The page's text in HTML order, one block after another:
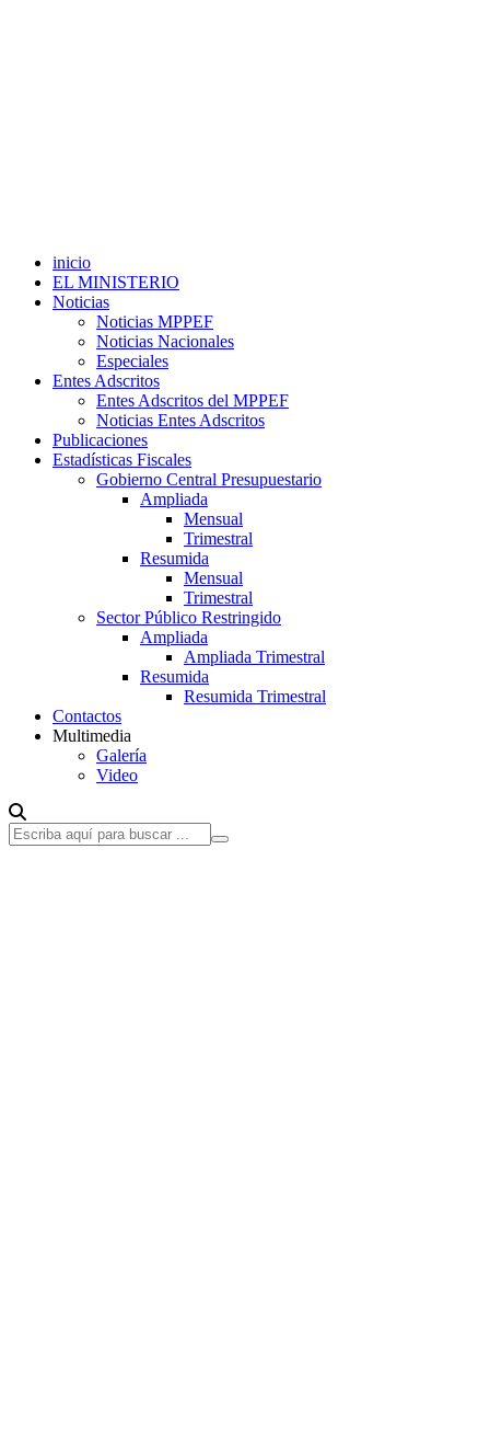
inicio
EL MINISTERIO
Noticias
Noticias MPPEF
Noticias Nacionales
Especiales
Entes Adscritos
Entes Adscritos del MPPEF
Noticias Entes Adscritos
Publicaciones
Estadísticas Fiscales
Gobierno Central Presupuestario
Ampliada
Mensual
Trimestral
Resumida
Mensual
Trimestral
Sector Público Restringido
Ampliada
Ampliada Trimestral
Resumida
Resumida Trimestral
Contactos
Multimedia
Galería
Video